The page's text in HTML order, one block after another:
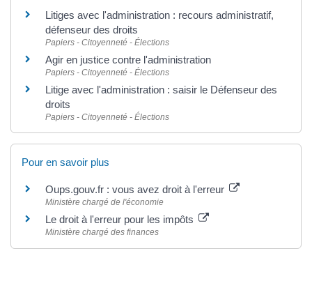
Litiges avec l'administration : recours administratif,
défenseur des droits
Papiers - Citoyenneté - Élections
Agir en justice contre l'administration
Papiers - Citoyenneté - Élections
Litige avec l'administration : saisir le Défenseur des
droits
Papiers - Citoyenneté - Élections
Pour en savoir plus
Oups.gouv.fr : vous avez droit à l'erreur
Ministère chargé de l'économie
Le droit à l'erreur pour les impôts
Ministère chargé des finances